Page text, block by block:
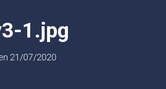
1.jpg
21/07/2020